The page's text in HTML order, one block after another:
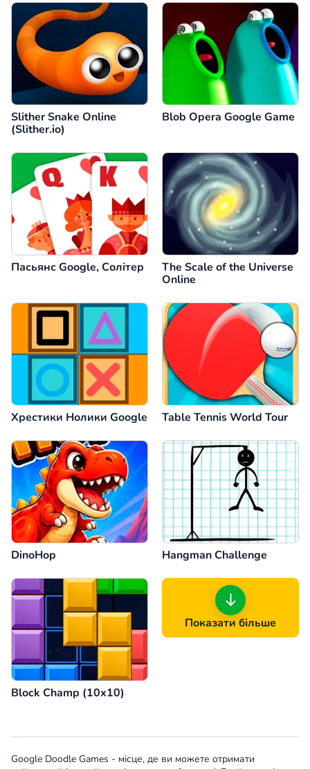
Slither Snake Online
(Slither.io)
Blob Opera Google Game
Пасьянс Google, Солітер
The Scale of the Universe
Online
Хрестики Нолики Google Table Tennis World Tour
DinoHop Hangman Challenge
Block Champ (10x10)
Показати більше
Google Doodle Games - місце, де ви можете отримати